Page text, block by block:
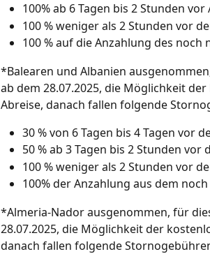
100% ab 6 Tagen bis 2 Stunden
100 % weniger als 2 Stunden vor
100 % auf die Anzahlung des noch
*Balearen und Albanien
ab dem 28.07.2025, die Möglichkeit
Abreise, danach fallen folgende
30 % von 6 Tagen bis 4 Tagen vor
50 % ab 3 Tagen bis 2 Stunden vor
100 % weniger als 2 Stunden vor
100% der Anzahlung aus dem
*Almeria-Nador ausgenommen, für
28.07.2025, die Möglichkeit der
danach fallen folgende